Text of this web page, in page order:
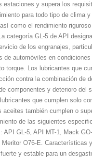
estaciones y supera los
para todo tipo de clima y
como el rendimiento
categoría GL-5 de API
de los engranajes,
de automóviles en
torque. Los lubricantes que
contra la combinación de
componentes y deterioro del
que cumplen solo
aceites también cumplen o
de las siguientes
API GL-5, API MT-1, Mack
O76-E. Características
y estable para un